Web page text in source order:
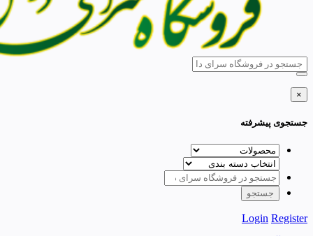
×
جستجوی پیشرفته
Login Register